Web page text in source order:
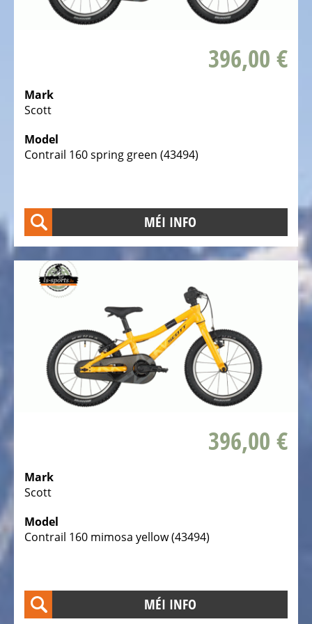
Elektro
Kannervëloen
Elektro
Course
Elektro
Vëloen
Elektro
Mountainbikes
MTB
Tourevëloen
Elektro
Offroad
Toure
Trekking
Vëloen
Elektro
Stadtvëloen
Elektro
396,00 €
Mark
Scott
Model
Contrail 160 spring green (43494)
MÉI INFO
396,00 €
Mark
Scott
Model
Contrail 160 mimosa yellow (43494)
MÉI INFO